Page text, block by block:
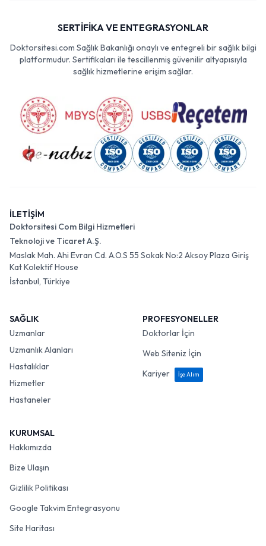
SERTİFİKA VE ENTEGRASYONLAR
Doktorsitesi.com Sağlık Bakanlığı onaylı ve entegreli bir sağlık bilgi
platformudur. Sertifikaları ile tescillenmiş güvenilir altyapısıyla
sağlık hizmetlerine erişim sağlar.
İLETİŞİM
Doktorsitesi Com Bilgi Hizmetleri
Teknoloji ve Ticaret A.Ş.
Maslak Mah. Ahi Evran Cd. A.O.S 55 Sokak No:2 Aksoy Plaza Giriş
Kat Kolektif House
İstanbul, Türkiye
SAĞLIK
Uzmanlar
Uzmanlık Alanları
Hastalıklar
Hizmetler
Hastaneler
PROFESYONELLER
Doktorlar İçin
Web Siteniz İçin
Kariyer
İşe Alım
KURUMSAL
Hakkımızda
Bize Ulaşın
Gizlilik Politikası
Google Takvim Entegrasyonu
Site Haritası